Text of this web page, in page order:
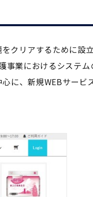
クリアするために設
事業におけるシステム
に、新規WEBサービ